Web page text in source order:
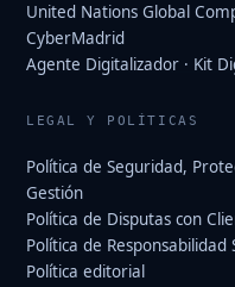
United Nations Global
CyberMadrid
Agente Digitalizador · Kit
LEGAL Y POLÍTICAS
Política de Seguridad,
Gestión
Política de Disputas con
Política de Responsabilidad
Política editorial